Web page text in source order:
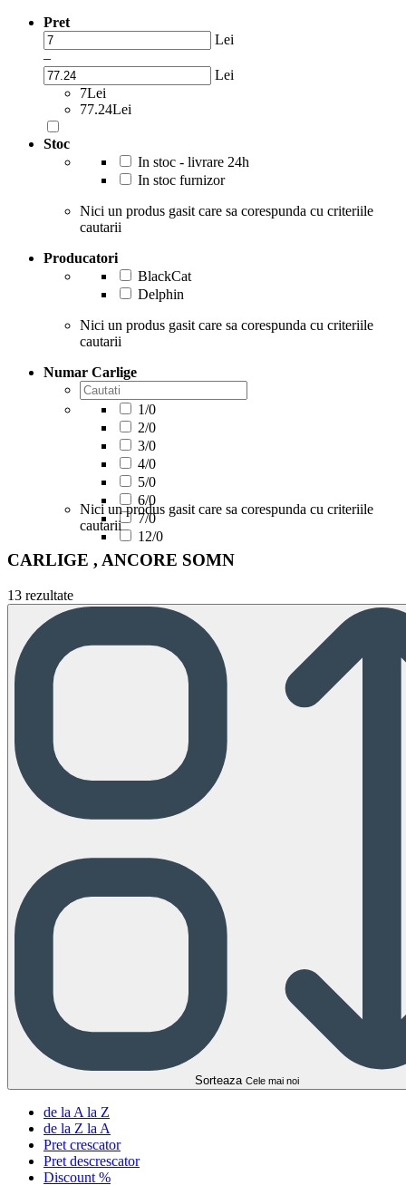
Pret
Lei
–
Lei
7Lei
77.24Lei
Stoc
In stoc - livrare 24h
In stoc furnizor
Nici un produs gasit care sa corespunda cu criteriile
cautarii
Producatori
BlackCat
Delphin
Nici un produs gasit care sa corespunda cu criteriile
cautarii
Numar Carlige
1/0
2/0
3/0
4/0
5/0
6/0
7/0
12/0
Nici un produs gasit care sa corespunda cu criteriile
cautarii
CARLIGE , ANCORE SOMN
13 rezultate
Sorteaza Cele mai noi
de la A la Z
de la Z la A
Pret crescator
Pret descrescator
Discount %